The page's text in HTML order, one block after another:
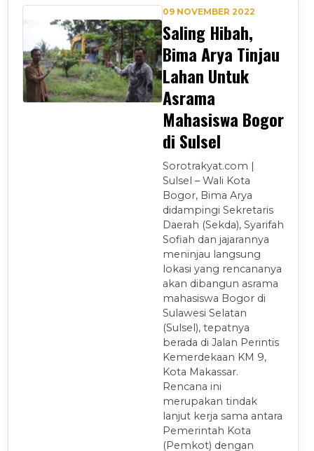
09 NOVEMBER 2022
Saling Hibah,
Bima Arya Tinjau
Lahan Untuk
Asrama
Mahasiswa Bogor
di Sulsel
Sorotrakyat.com |
Sulsel – Wali Kota
Bogor, Bima Arya
didampingi Sekretaris
Daerah (Sekda), Syarifah
Sofiah dan jajarannya
meninjau langsung
lokasi yang rencananya
akan dibangun asrama
mahasiswa Bogor di
Sulawesi Selatan
(Sulsel), tepatnya
berada di Jalan Perintis
Kemerdekaan KM 9,
Kota Makassar.
Rencana ini
merupakan tindak
lanjut kerja sama antara
Pemerintah Kota
(Pemkot) dengan